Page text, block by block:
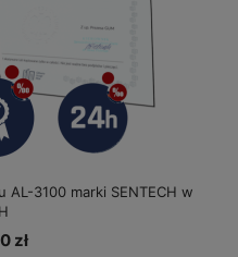
AL-3100 marki SENTECH w
zł